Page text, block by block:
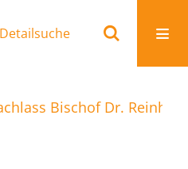
Detailsuche
Bischof Dr.